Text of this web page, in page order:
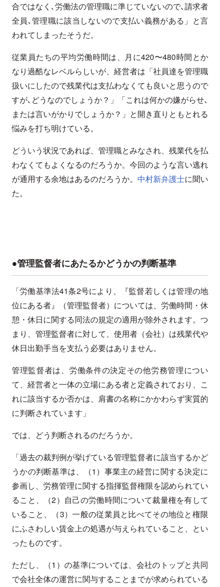
合ではなく､労働法の管理職に準じていないので､請求者
全員､管理職に該当しないので支払い義務がある」と言
われてしまったそうだ。
従業員たちの平均労働時間は、月に420〜480時間とか
なり過酷なレベルらしいが、経営者は「社員達を管理職
扱いにしたので残業代は支払わなくても良いと思うので
すが､どうなのでしょうか？」「これは何かの嫌がらせ､
または言いがかりでしょうか？」と開き直りともとれる
悩みを打ち明けている。
どういう状況であれば、管理職とみなされ、残業代を払
わなくてもよくなるのだろうか。今回のような言い逃れ
が通用する余地はあるのだろうか。 中村新弁護士に聞い
た。
●管理監督者にあたるかどうかの判断基準
「労働基準法41条2号により、『監督若しくは管理の地
位にある者』（管理監督者）については、労働時間・休
憩・休日に関する同法の規定の適用が除外されます。つ
まり、管理監督者に対して、使用者（会社）は残業代や
休日出勤手当を支払う必要はありません。
管理監督者は、労働条件の決定その他労務管理につい
て、経営者と一体の立場にある者と定義されており、こ
れに該当するか否かは、肩書の名称にかかわらず実質的
に判断されています」
では、どう判断されるのだろうか。
「過去の裁判例が挙げている管理監督者に該当するかど
うかの判断基準は、（1）事業主の経営に関する決定に
参画し、労務管理に関する指揮監督権限を認められてい
ること、（2）自己の労働時間について裁量権を有して
いること、（3）一般の従業員と比べてその地位と権限
にふさわしい賃金上の処遇が与えられていること、とい
ったものです。
ただし、（1）の基準については、会社のトップと共同
で会社全体の運営に関与することまでが求められている